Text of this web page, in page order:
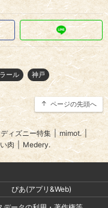
ール 神戸
ページの先頭へ
ィズニー特集 | mimot.
肉 Medery.
ぴあ(アプリ&Web)